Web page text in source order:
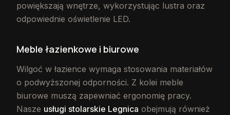
powiększają wnętrze, wykorzystując lustra oraz
odpowiednie oświetlenie LED.
Meble łazienkowe i biurowe
Wilgoć w łazience wymaga stosowania materiałów
o podwyższonej odporności. Z kolei meble
biurowe muszą zapewniać ergonomię pracy.
Nasze usługi stolarskie Legnica obejmują również